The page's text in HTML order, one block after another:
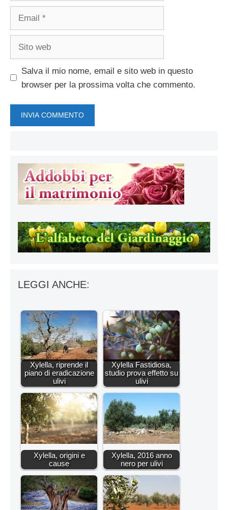
Salva il mio nome, email e sito web in questo
browser per la prossima volta che commento.
LEGGI ANCHE:
Xylella, riprende il
piano di eradicazione
ulivi
Xylella Fastidiosa,
studio prova effetto su
ulivi
Xylella, origini e
cause
Xylella, 2016 anno
nero per ulivi